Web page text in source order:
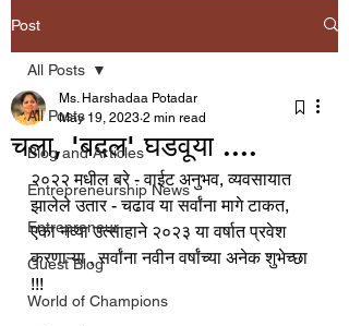
Post
All Posts
Blog and Articles
Entrepreneurship News
Entrepreneur
Guest Blog
World of Champions
All Posts
चला, 'बदल' घडवूया ....
Ms. Harshadaa Potadar
May 19, 2023 2 min read
२०२२ मधील बरे - वाईट अनुभव, व्यवसायात
झालेले उतार - चढाव या सर्वांना मागे टाकत,
एका नव्या उत्साहाने २०२३ या वर्षात प्रवेश
करणाऱ्या , सर्वांना नवीन वर्षांच्या अनेक शुभेच्छा
!!!